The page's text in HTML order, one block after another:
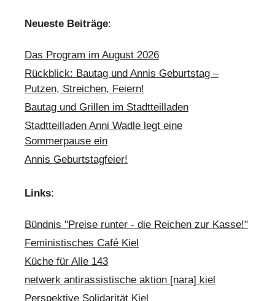
Neueste Beiträge:
Das Program im August 2026
Rückblick: Bautag und Annis Geburtstag –
Putzen, Streichen, Feiern!
Bautag und Grillen im Stadtteilladen
Stadtteilladen Anni Wadle legt eine
Sommerpause ein
Annis Geburtstagfeier!
Links:
Bündnis "Preise runter - die Reichen zur Kasse!"
Feministisches Café Kiel
Küche für Alle 143
netwerk antirassistische aktion [nara] kiel
Perspektive Solidarität Kiel